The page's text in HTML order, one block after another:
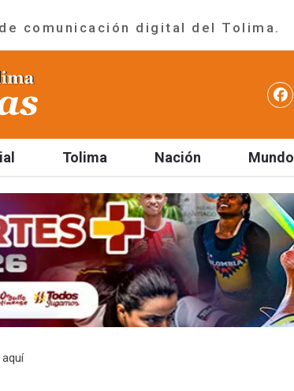
comunicación digital del Tolima.
Tolima Nación Mundo